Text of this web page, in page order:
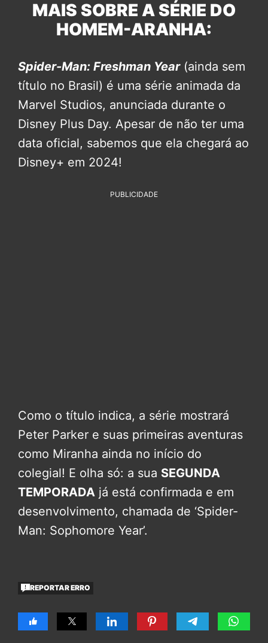
MAIS SOBRE A SÉRIE DO
HOMEM-ARANHA:
Spider-Man: Freshman Year(ainda sem
título no Brasil) é uma série animada da
Marvel Studios, anunciada durante o
Disney Plus Day. Apesar de não ter uma
data oficial, sabemos que ela chegará ao
Disney+ em 2024!
PUBLICIDADE
Como o título indica, a série mostrará
Peter Parker e suas primeiras aventuras
como Miranha ainda no início do
colegial! E olha só: a sua SEGUNDA
TEMPORADA já está confirmada e em
desenvolvimento, chamada de ‘Spider-
Man: Sophomore Year’.
REPORTAR ERRO